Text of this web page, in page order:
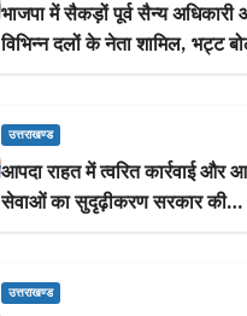
भाजपा में सैकड़ों पूर्व सैन्य अधिकारी
विभिन्न दलों के नेता शामिल, भट्ट
2027 में जीत की हैट्रिक लगाएगी
उत्तराखण्ड
आपदा राहत में त्वरित कार्रवाई और
सेवाओं का सुदृढ़ीकरण सरकार की
प्राथमिकता: मदन कौशिक
उत्तराखण्ड